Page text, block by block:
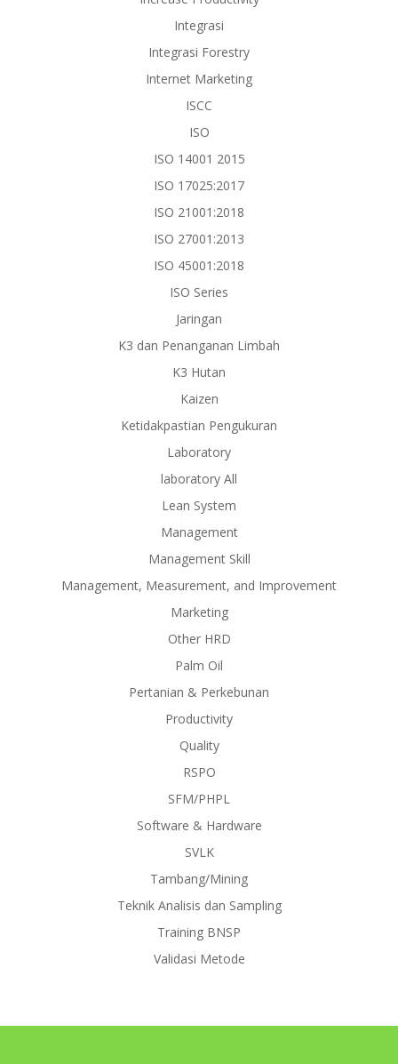
Integrasi
Integrasi Forestry
Internet Marketing
ISCC
ISO
ISO 14001 2015
ISO 17025:2017
ISO 21001:2018
ISO 27001:2013
ISO 45001:2018
ISO Series
Jaringan
K3 dan Penanganan Limbah
K3 Hutan
Kaizen
Ketidakpastian Pengukuran
Laboratory
laboratory All
Lean System
Management
Management Skill
Management, Measurement, and Improvement
Marketing
Other HRD
Palm Oil
Pertanian & Perkebunan
Productivity
Quality
RSPO
SFM/PHPL
Software & Hardware
SVLK
Tambang/Mining
Teknik Analisis dan Sampling
Training BNSP
Validasi Metode